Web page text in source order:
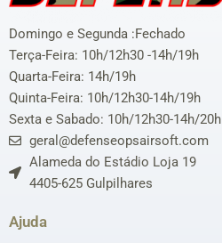
Domingo e Segunda :Fechado
Terça-Feira: 10h/12h30 -14h/19h
Quarta-Feira: 14h/19h
Quinta-Feira: 10h/12h30-14h/19h
Sexta e Sabado: 10h/12h30-14h/20h
geral@defenseopsairsoft.com
Alameda do Estádio Loja 19
4405-625 Gulpilhares
Ajuda